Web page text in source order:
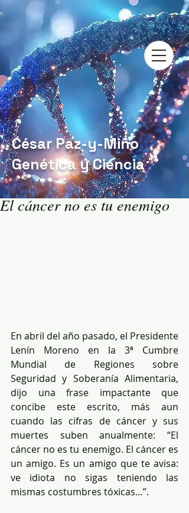
César Paz-y-Miño
Genética y Ciencia
El cáncer no es tu enemigo
En abril del año pasado, el Presidente
Lenín Moreno en la 3ª Cumbre
Mundial de Regiones sobre
Seguridad y Soberanía Alimentaria,
dijo una frase impactante que
concibe este escrito, más aun
cuando las cifras de cáncer y sus
muertes suben anualmente: “El
cáncer no es tu enemigo. El cáncer es
un amigo. Es un amigo que te avisa:
ve idiota no sigas teniendo las
mismas costumbres tóxicas…”.